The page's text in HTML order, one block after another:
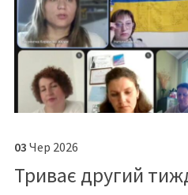
03 Чер 2026
Триває другий